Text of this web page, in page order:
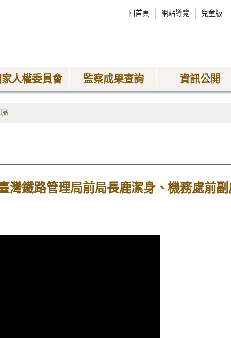
回首頁 網站導覽 兒童版
人權委員會 監察成果查詢 資訊公開
灣鐵路管理局前局長鹿潔身、機務處前